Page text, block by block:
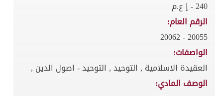
240 - إ ع.م
الرقم العام:
20055 - 20062
الواصفات:
العقيدة الاسلامية , التوحيد , التوحيد - اصول الدين ,
الوصف المادي: